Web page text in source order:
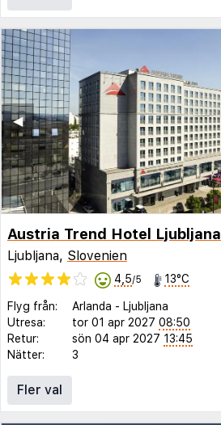
◀︎
Austria Trend Hotel Ljubljana
Ljubljana, Slovenien
4,5/5 13°C
Flyg från: Arlanda - Ljubljana
Utresa:
tor 01 apr 2027 08:50
Retur:
sön 04 apr 2027 13:45
Nätter:
3
Fler val